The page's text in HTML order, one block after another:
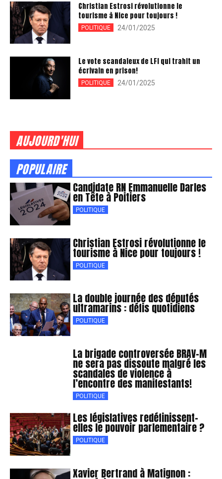
Christian Estrosi révolutionne le
tourisme à Nice pour toujours !
POLITIQUE 24/01/2025
Le vote scandaleux de LFI qui trahit un
écrivain en prison!
POLITIQUE 24/01/2025
AUJOURD'HUI
POPULAIRE
Candidate RN Emmanuelle Darles
en Tête à Poitiers
POLITIQUE
Christian Estrosi révolutionne le
tourisme à Nice pour toujours !
POLITIQUE
La double journée des députés
ultramarins : défis quotidiens
POLITIQUE
La brigade controversée BRAV-M
ne sera pas dissoute malgré les
scandales de violence à
l’encontre des manifestants!
POLITIQUE
Les législatives redéfinissent-
elles le pouvoir parlementaire ?
POLITIQUE
Xavier Bertrand à Matignon :